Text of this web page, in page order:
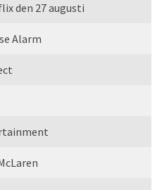
den 27 augusti
Alarm